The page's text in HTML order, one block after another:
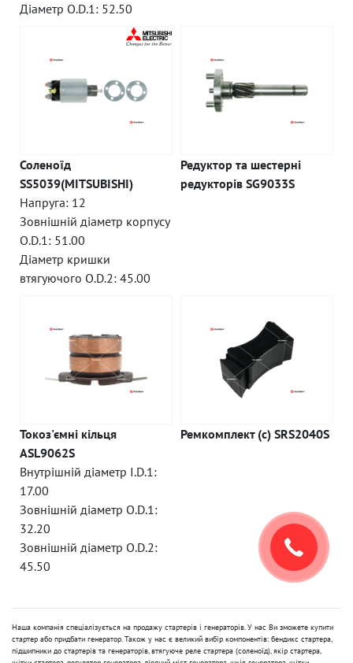
Діаметр O.D.1: 52.50
Соленоїд
SS5039(MITSUBISHI)
Напруга: 12
Зовнішній діаметр корпусу
O.D.1: 51.00
Діаметр кришки
втягуючого O.D.2: 45.00
Редуктор та шестерні
редукторів SG9033S
Токоз'ємні кільця
ASL9062S
Внутрішній діаметр I.D.1:
17.00
Зовнішній діаметр O.D.1:
32.20
Зовнішній діаметр O.D.2:
45.50
Ремкомплект (c) SRS2040S
Наша компанія спеціалізується на продажу стартерів і генераторів. У нас Ви зможете купити
стартер або придбати генератор. Також у нас є великий вибір компонентів: бендикс стартера,
підшипники до стартерів та генераторів, втягуюче реле стартера (соленоїд), якір стартера,